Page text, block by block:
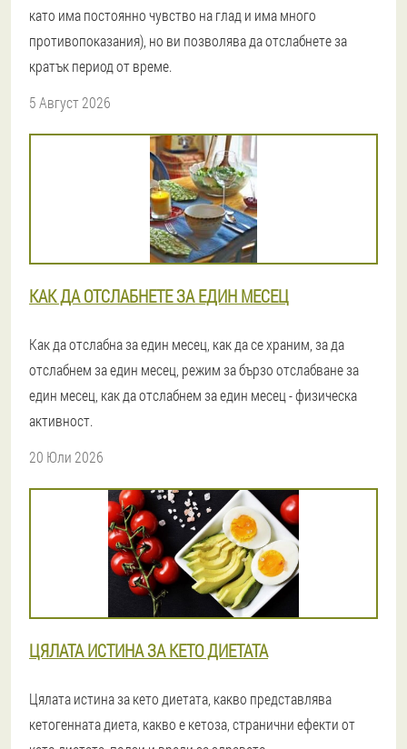
като има постоянно чувство на глад и има много
противопоказания), но ви позволява да отслабнете за
кратък период от време.
5 Август 2026
КАК ДА ОТСЛАБНЕТЕ ЗА ЕДИН МЕСЕЦ
Как да отслабна за един месец, как да се храним, за да
отслабнем за един месец, режим за бързо отслабване за
един месец, как да отслабнем за един месец - физическа
активност.
20 Юли 2026
ЦЯЛАТА ИСТИНА ЗА КЕТО ДИЕТАТА
Цялата истина за кето диетата, какво представлява
кетогенната диета, какво е кетоза, странични ефекти от